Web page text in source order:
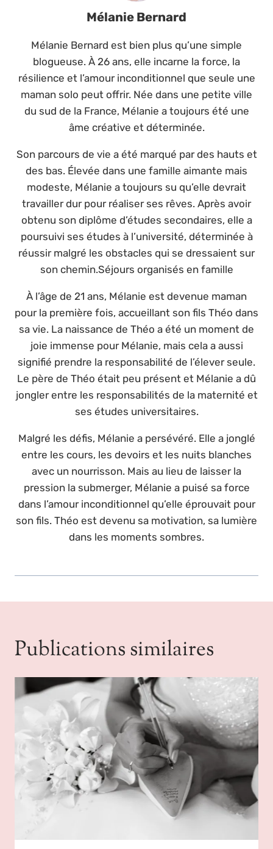
Mélanie Bernard
Mélanie Bernard est bien plus qu’une simple
blogueuse. À 26 ans, elle incarne la force, la
résilience et l’amour inconditionnel que seule une
maman solo peut offrir. Née dans une petite ville
du sud de la France, Mélanie a toujours été une
âme créative et déterminée.
Son parcours de vie a été marqué par des hauts et
des bas. Élevée dans une famille aimante mais
modeste, Mélanie a toujours su qu’elle devrait
travailler dur pour réaliser ses rêves. Après avoir
obtenu son diplôme d’études secondaires, elle a
poursuivi ses études à l’université, déterminée à
réussir malgré les obstacles qui se dressaient sur
son chemin.Séjours organisés en famille
À l’âge de 21 ans, Mélanie est devenue maman
pour la première fois, accueillant son fils Théo dans
sa vie. La naissance de Théo a été un moment de
joie immense pour Mélanie, mais cela a aussi
signifié prendre la responsabilité de l’élever seule.
Le père de Théo était peu présent et Mélanie a dû
jongler entre les responsabilités de la maternité et
ses études universitaires.
Malgré les défis, Mélanie a persévéré. Elle a jonglé
entre les cours, les devoirs et les nuits blanches
avec un nourrisson. Mais au lieu de laisser la
pression la submerger, Mélanie a puisé sa force
dans l’amour inconditionnel qu’elle éprouvait pour
son fils. Théo est devenu sa motivation, sa lumière
dans les moments sombres.
Publications similaires